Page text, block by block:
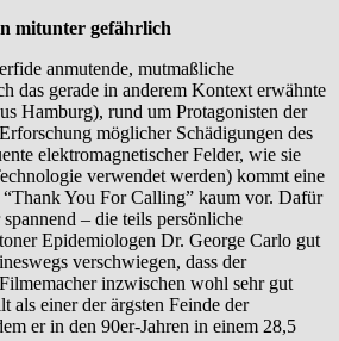
mitunter gefährlich
anmutende, mutmaßliche
das gerade in anderem Kontext erwähnte
Hamburg), rund um Protagonisten der
möglicher Schädigungen des
elektromagnetischer Felder, wie sie
verwendet werden) kommt eine
You For Calling” kaum vor. Dafür
– die teils persönliche
Epidemiologen Dr. George Carlo gut
verschwiegen, dass der
inzwischen wohl sehr gut
als einer der ärgsten Feinde der
er in den 90er-Jahren in einem 28,5